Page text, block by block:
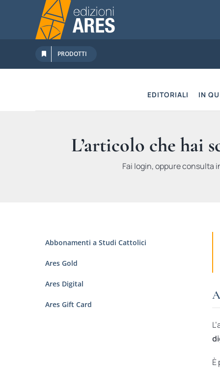
contenuto
PRODOTTI
EDITORIALI IN
L’articolo che hai
Fai login, oppure consulta
È
Abbonamenti a Studi Cattolici
Ares Gold
Ares Digital
Ares Gift Card